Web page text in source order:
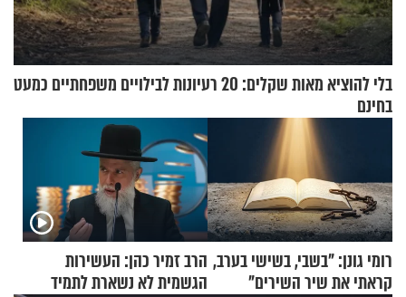
בלי להוציא מאות שקלים: 20 רעיונות לבילויים משפחתיים כמעט
בחינם
רומי גונן: "בשבי, בשישי בערב,
קראתי את שיר השירים"
הרב זמיר כהן: העשירות
הגשמית לא נשארת לתמיד